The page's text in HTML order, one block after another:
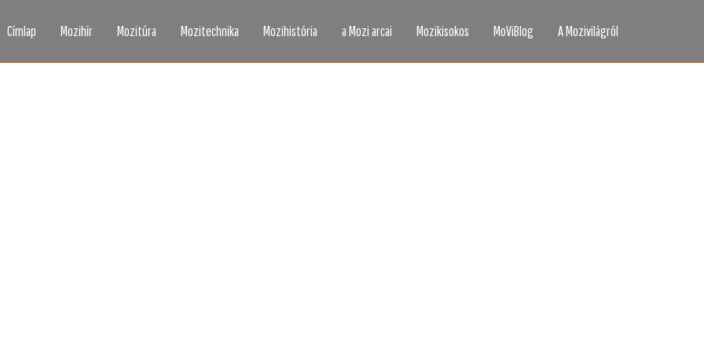
Címlap Mozihír Mozitúra Mozitechnika Mozihistória a Mozi arcai Mozikisokos MoViBlog A Mozivilágról